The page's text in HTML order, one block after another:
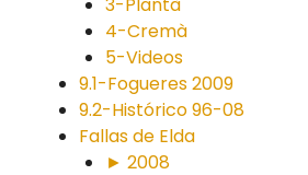
4-Cremà
5-Videos
9.1-Fogueres 2009
9.2-Histórico 96-08
Fallas de Elda
► 2008